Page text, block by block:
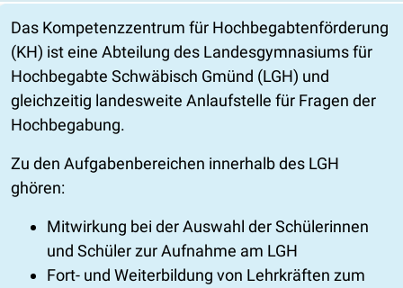
Das Kompetenzzentrum für Hochbegabtenförderung
(KH) ist eine Abteilung des Landesgymnasiums für
Hochbegabte Schwäbisch Gmünd (LGH) und
gleichzeitig landesweite Anlaufstelle für Fragen der
Hochbegabung.
Zu den Aufgabenbereichen innerhalb des LGH
ghören:
Mitwirkung bei der Auswahl der Schülerinnen
und Schüler zur Aufnahme am LGH
Fort- und Weiterbildung von Lehrkräften zum